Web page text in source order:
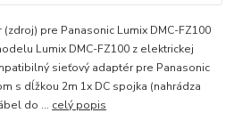
pre Panasonic Lumix DMC-FZ100
Lumix DMC-FZ100 z elektrickej
sieťový adaptér pre Panasonic
s dĺžkou 2m 1x DC spojka (nahrádza
do ... celý popis